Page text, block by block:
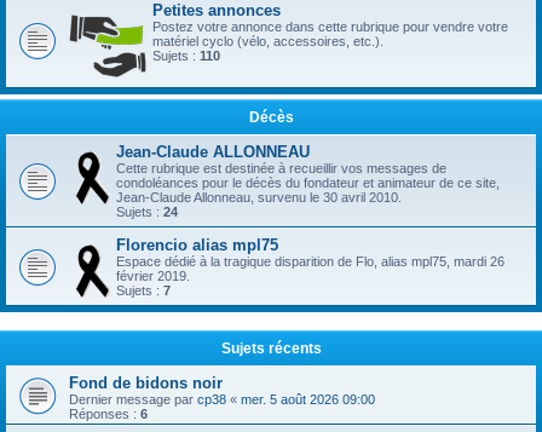
Petites annonces
Postez votre annonce dans cette rubrique pour vendre votre
matériel cyclo (vélo, accessoires, etc.).
Sujets : 110
Décès
Jean-Claude ALLONNEAU
Cette rubrique est destinée à recueillir vos messages de
condoléances pour le décès du fondateur et animateur de ce site,
Jean-Claude Allonneau, survenu le 30 avril 2010.
Sujets : 24
Florencio alias mpl75
Espace dédié à la tragique disparition de Flo, alias mpl75, mardi 26
février 2019.
Sujets : 7
Sujets récents
Fond de bidons noir
Dernier message par cp38 « mer. 5 août 2026 09:00
Réponses : 6